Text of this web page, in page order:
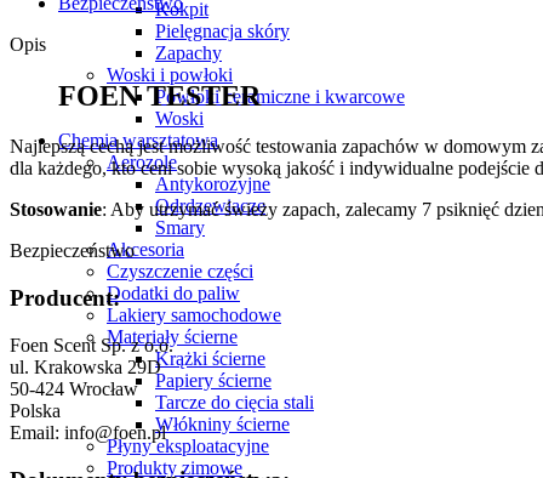
Kokpit
Pielęgnacja skóry
Zapachy
Woski i powłoki
Powłoki ceramiczne i kwarcowe
Woski
Chemia warsztatowa
Aerozole
Antykorozyjne
Odrdzewiacze
Smary
Akcesoria
Czyszczenie części
Dodatki do paliw
Lakiery samochodowe
Materiały ścierne
Krążki ścierne
Papiery ścierne
Tarcze do cięcia stali
Włókniny ścierne
Płyny eksploatacyjne
Produkty zimowe
Opis
FOEN TESTER
Najlepszą cechą jest możliwość testowania zapachów w domowym
dla każdego, kto ceni sobie wysoką jakość i indywidualne podejście
Stosowanie: Aby utrzymać świeży zapach, zalecamy 7 psiknięć
Bezpieczeństwo
Producent:
Foen Scent Sp. z o.o.
ul. Krakowska 29D
50-424 Wrocław
Polska
Email: info@foen.pl